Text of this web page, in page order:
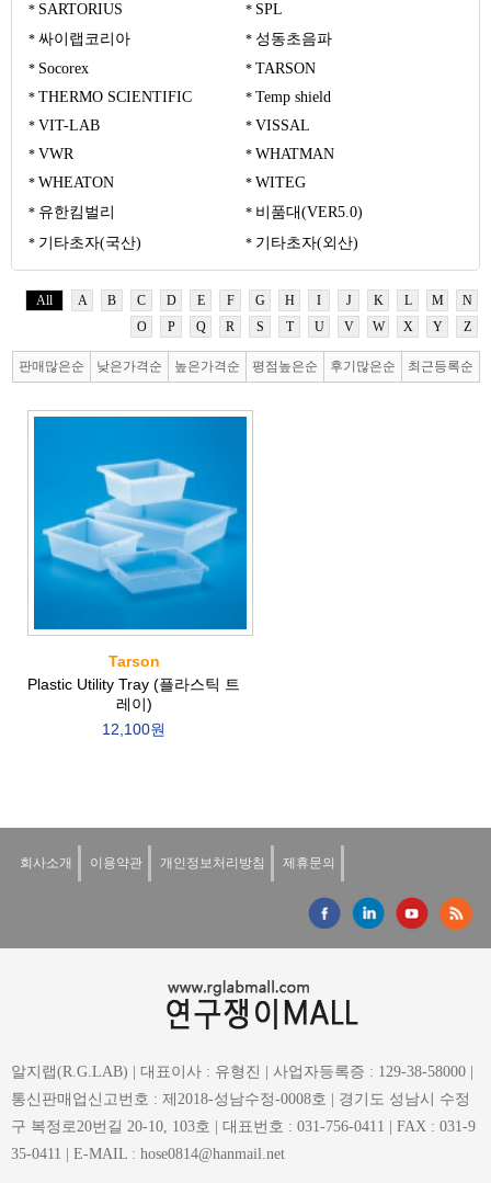
SARTORIUS
SPL
싸이랩코리아
성동초음파
Socorex
TARSON
THERMO SCIENTIFIC
Temp shield
VIT-LAB
VISSAL
VWR
WHATMAN
WHEATON
WITEG
유한킴벌리
비품대(VER5.0)
기타초자(국산)
기타초자(외산)
All A B C D E F G H I J K L M
N
O
P Q R S T U V W X Y Z
판매많은순 낮은가격순 높은가격순 평점높은순 후기많은순 최근등록순
Tarson
Plastic Utility Tray (플라스틱 트
레이)
12,100원
회사소개 이용약관 개인정보처리방침 제휴문의
알지랩(R.G.LAB) | 대표이사 : 유형진 | 사업자등록증 : 129-38-58000 |
통신판매업신고번호 : 제2018-성남수정-0008호 | 경기도 성남시 수정
구 복정로20번길 20-10, 103호 | 대표번호 : 031-756-0411 | FAX : 031-9
35-0411 | E-MAIL : hose0814@hanmail.net